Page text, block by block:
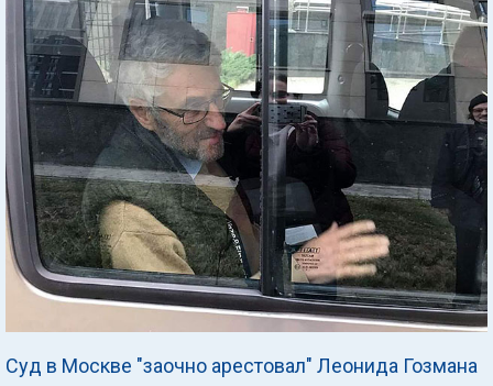
Суд в Москве "заочно арестовал" Леонида Гозмана